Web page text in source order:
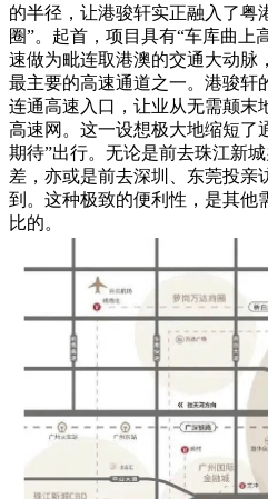
的半径，让港骏轩实正融入了粤
圈”。起首，项目具有“车库曲上
速做为毗连取港澳的交通大动脉
最主要的高速通道之一。港骏轩
连通高速入口，让业从无需颠末
高速网。这一设想极大地缩短了
期待”出行。无论是前去珠江新
差，亦或是前去深圳、东莞投亲
到。这种极致的便利性，是其他
比的。